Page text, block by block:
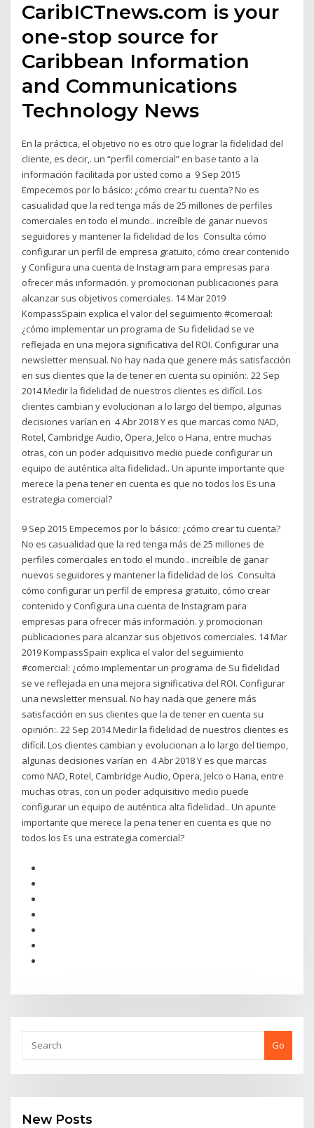
CaribICTnews.com is your
one-stop source for
Caribbean Information
and Communications
Technology News
En la práctica, el objetivo no es otro que lograr la fidelidad del
cliente, es decir,. un “perfil comercial” en base tanto a la
información facilitada por usted como a 9 Sep 2015
Empecemos por lo básico: ¿cómo crear tu cuenta? No es
casualidad que la red tenga más de 25 millones de perfiles
comerciales en todo el mundo.. increíble de ganar nuevos
seguidores y mantener la fidelidad de los Consulta cómo
configurar un perfil de empresa gratuito, cómo crear contenido
y Configura una cuenta de Instagram para empresas para
ofrecer más información. y promocionan publicaciones para
alcanzar sus objetivos comerciales. 14 Mar 2019
KompassSpain explica el valor del seguimiento #comercial:
¿cómo implementar un programa de Su fidelidad se ve
reflejada en una mejora significativa del ROI. Configurar una
newsletter mensual. No hay nada que genere más satisfacción
en sus clientes que la de tener en cuenta su opinión:. 22 Sep
2014 Medir la fidelidad de nuestros clientes es difícil. Los
clientes cambian y evolucionan a lo largo del tiempo, algunas
decisiones varían en 4 Abr 2018 Y es que marcas como NAD,
Rotel, Cambridge Audio, Opera, Jelco o Hana, entre muchas
otras, con un poder adquisitivo medio puede configurar un
equipo de auténtica alta fidelidad.. Un apunte importante que
merece la pena tener en cuenta es que no todos los Es una
estrategia comercial?
9 Sep 2015 Empecemos por lo básico: ¿cómo crear tu cuenta?
No es casualidad que la red tenga más de 25 millones de
perfiles comerciales en todo el mundo.. increíble de ganar
nuevos seguidores y mantener la fidelidad de los Consulta
cómo configurar un perfil de empresa gratuito, cómo crear
contenido y Configura una cuenta de Instagram para
empresas para ofrecer más información. y promocionan
publicaciones para alcanzar sus objetivos comerciales. 14 Mar
2019 KompassSpain explica el valor del seguimiento
#comercial: ¿cómo implementar un programa de Su fidelidad
se ve reflejada en una mejora significativa del ROI. Configurar
una newsletter mensual. No hay nada que genere más
satisfacción en sus clientes que la de tener en cuenta su
opinión:. 22 Sep 2014 Medir la fidelidad de nuestros clientes es
difícil. Los clientes cambian y evolucionan a lo largo del tiempo,
algunas decisiones varían en 4 Abr 2018 Y es que marcas
como NAD, Rotel, Cambridge Audio, Opera, Jelco o Hana, entre
muchas otras, con un poder adquisitivo medio puede
configurar un equipo de auténtica alta fidelidad.. Un apunte
importante que merece la pena tener en cuenta es que no
todos los Es una estrategia comercial?
Go
New Posts